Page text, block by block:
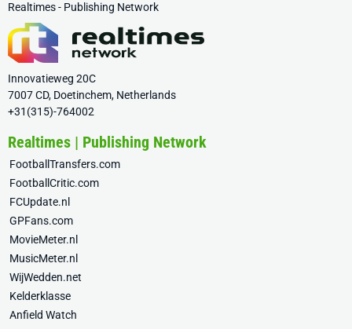
Realtimes - Publishing Network
Innovatieweg 20C
7007 CD, Doetinchem, Netherlands
+31(315)-764002
Realtimes | Publishing Network
FootballTransfers.com
FootballCritic.com
FCUpdate.nl
GPFans.com
MovieMeter.nl
MusicMeter.nl
WijWedden.net
Kelderklasse
Anfield Watch